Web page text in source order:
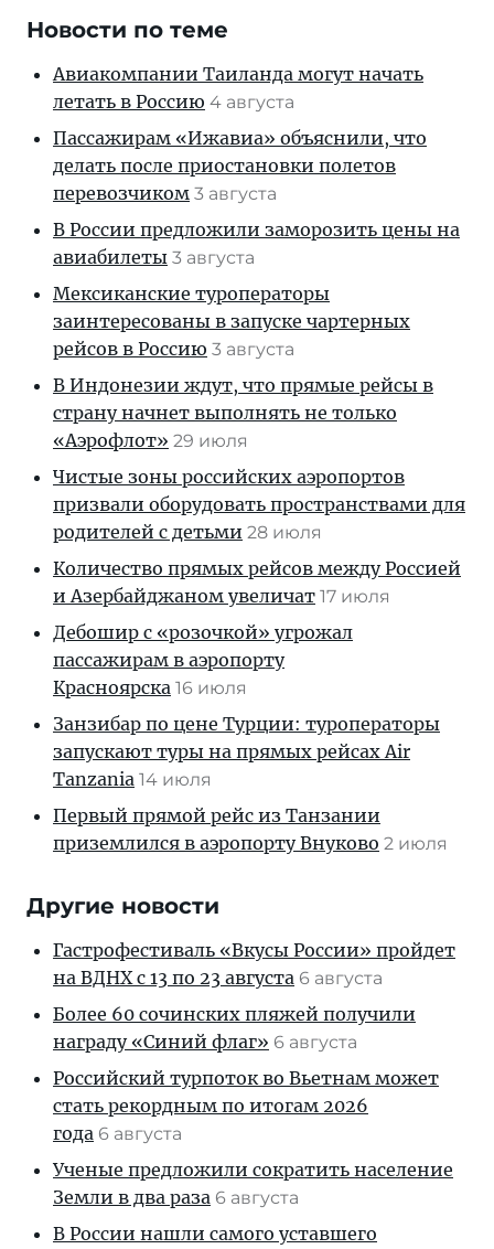
Новости по теме
Авиакомпании Таиланда могут начать
летать в Россию 4 августа
Пассажирам «Ижавиа» объяснили, что
делать после приостановки полетов
перевозчиком 3 августа
В России предложили заморозить цены на
авиабилеты 3 августа
Мексиканские туроператоры
заинтересованы в запуске чартерных
рейсов в Россию 3 августа
В Индонезии ждут, что прямые рейсы в
страну начнет выполнять не только
«Аэрофлот» 29 июля
Чистые зоны российских аэропортов
призвали оборудовать пространствами для
родителей с детьми 28 июля
Количество прямых рейсов между Россией
и Азербайджаном увеличат 17 июля
Дебошир с «розочкой» угрожал
пассажирам в аэропорту
Красноярска 16 июля
Занзибар по цене Турции: туроператоры
запускают туры на прямых рейсах Air
Tanzania 14 июля
Первый прямой рейс из Танзании
приземлился в аэропорту Внуково 2 июля
Другие новости
Гастрофестиваль «Вкусы России» пройдет
на ВДНХ с 13 по 23 августа 6 августа
Более 60 сочинских пляжей получили
награду «Синий флаг» 6 августа
Российский турпоток во Вьетнам может
стать рекордным по итогам 2026
года 6 августа
Ученые предложили сократить население
Земли в два раза 6 августа
В России нашли самого уставшего